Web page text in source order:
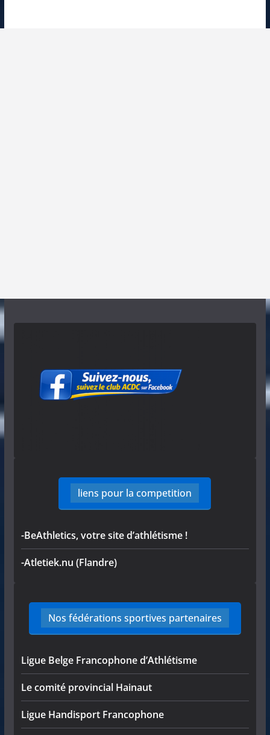
liens pour la competition
-BeAthletics, votre site d’athlétisme !
-Atletiek.nu (Flandre)
Nos fédérations sportives partenaires
Ligue Belge Francophone d’Athlétisme
Le comité provincial Hainaut
Ligue Handisport Francophone